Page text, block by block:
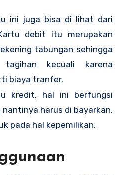
ini juga bisa di lihat dari
debit itu merupakan
tabungan sehingga
tagihan kecuali karena
biaya tranfer.
kredit, hal ini berfungsi
harus di bayarkan,
pada hal kepemilikan.